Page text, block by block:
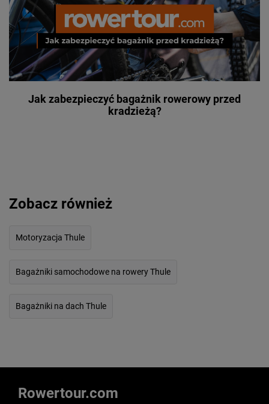
Jak zabezpieczyć bagażnik rowerowy przed
kradzieżą?
Zobacz również
Motoryzacja Thule
Bagażniki samochodowe na rowery Thule
Bagażniki na dach Thule
Rowertour.com